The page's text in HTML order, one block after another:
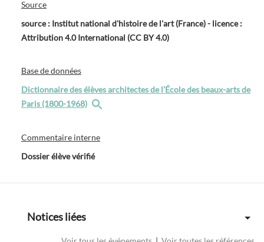
Source
source : Institut national d'histoire de l'art (France) - licence :
Attribution 4.0 International (CC BY 4.0)
Base de données
Dictionnaire des élèves architectes de l’École des beaux-arts de
Paris (1800-1968)
Commentaire interne
Dossier élève vérifié
Notices liées